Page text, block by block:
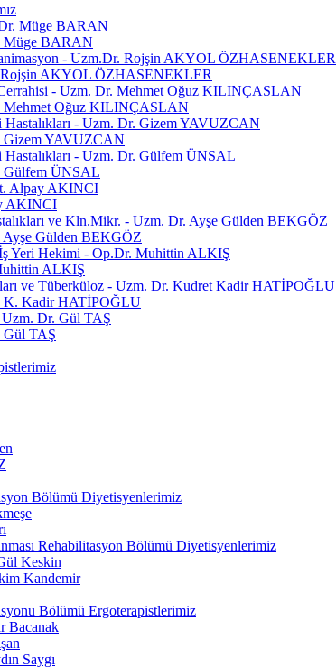
Müge BARAN
Müge BARAN
- Uzm.Dr. Rojşin AKYOL ÖZHASENEKLER
AKYOL ÖZHASENEKLER
- Uzm. Dr. Mehmet Oğuz KILINÇASLAN
Mehmet Oğuz KILINÇASLAN
- Uzm. Dr. Gizem YAVUZCAN
Gizem YAVUZCAN
- Uzm. Dr. Gülfem ÜNSAL
Gülfem ÜNSAL
Alpay AKINCI
AKINCI
ve Kln.Mikr. - Uzm. Dr. Ayşe Gülden BEKGÖZ
Ayşe Gülden BEKGÖZ
Yeri Hekimi - Op.Dr. Muhittin ALKIŞ
ALKIŞ
ve Tüberküloz - Uzm. Dr. Kudret Kadir HATİPOĞLU
K. Kadir HATİPOĞLU
Uzm. Dr. Gül TAŞ
Gül TAŞ
Bölümü Diyetisyenlerimiz
Rehabilitasyon Bölümü Diyetisyenlerimiz
Keskin
Kandemir
Bölümü Ergoterapistlerimiz
Bacanak
Saygı